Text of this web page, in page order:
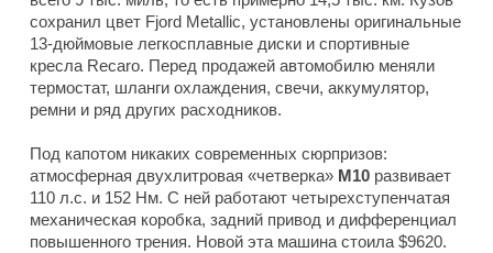
сохранил цвет Fjord Metallic, установлены оригинальные
13-дюймовые легкосплавные диски и спортивные
кресла Recaro. Перед продажей автомобилю меняли
термостат, шланги охлаждения, свечи, аккумулятор,
ремни и ряд других расходников.
Под капотом никаких современных сюрпризов:
атмосферная двухлитровая «четверка» M10 развивает
110 л.с. и 152 Нм. С ней работают четырехступенчатая
механическая коробка, задний привод и дифференциал
повышенного трения. Новой эта машина стоила $9620.